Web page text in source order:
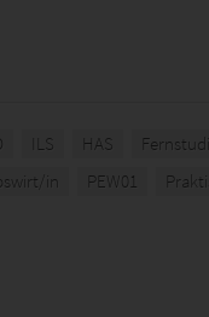
ILS HAS
in PEW01